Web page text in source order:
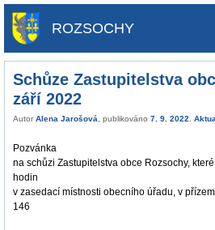
ROZSOCHY
Schůze Zastupitelstva
září 2022
Autor Alena Jarošová , publikováno 7. 9. 2022
Pozvánka
na schůzi Zastupitelstva obce Rozsochy,
hodin
v zasedací místnosti obecního úřadu, v
146